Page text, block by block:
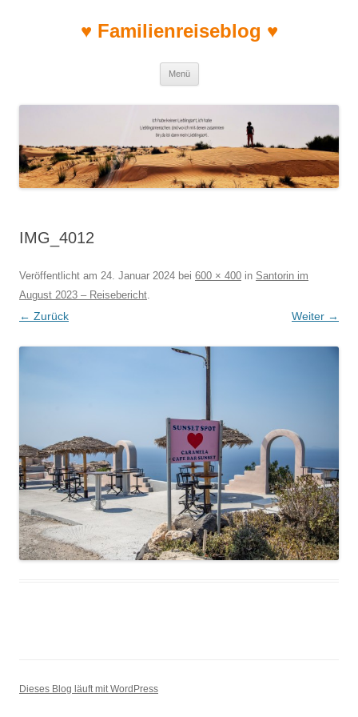
♥ Familienreiseblog ♥
Menü
IMG_4012
Veröffentlicht am 24. Januar 2024 bei 600 × 400 in Santorin im
August 2023 – Reisebericht.
← Zurück Weiter →
Dieses Blog läuft mit WordPress